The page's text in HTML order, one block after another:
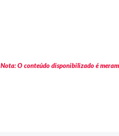
Nota: O conteúdo disponibilizado é